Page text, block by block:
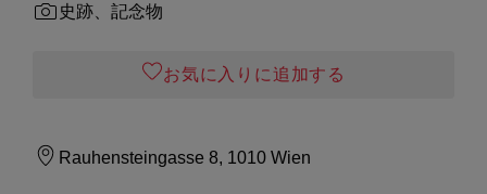
史跡、記念物
お気に入りに追加する
Rauhensteingasse 8, 1010 Wien